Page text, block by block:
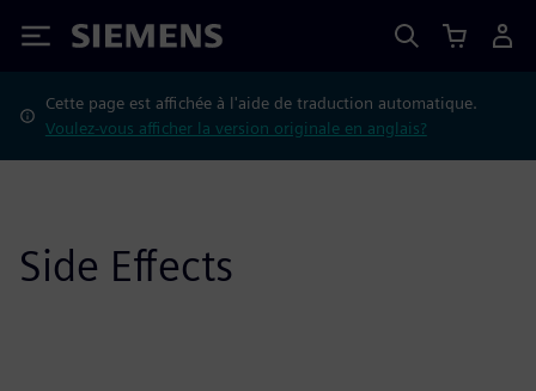
Siemens
Cette page est affichée à l'aide de traduction automatique.
Voulez-vous afficher la version originale en anglais?
Side Effects